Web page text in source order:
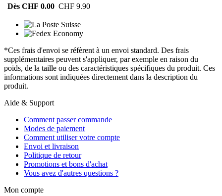
Dès CHF 0.00 CHF 9.90
*Ces frais d'envoi se réfèrent à un envoi standard. Des frais
supplémentaires peuvent s'appliquer, par exemple en raison du
poids, de la taille ou des caractéristiques spécifiques du produit. Ces
informations sont indiquées directement dans la description du
produit.
Aide & Support
Comment passer commande
Modes de paiement
Comment utiliser votre compte
Envoi et livraison
Politique de retour
Promotions et bons d'achat
Vous avez d'autres questions ?
Mon compte